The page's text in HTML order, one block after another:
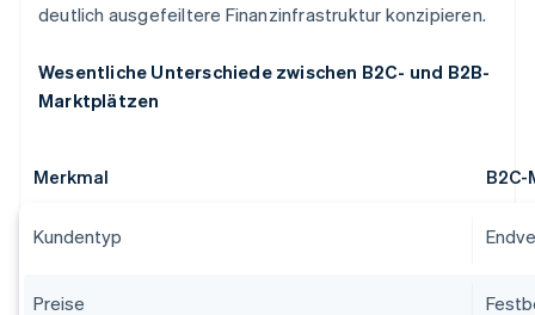
deutlich ausgefeiltere Finanzinfrastruktur konzipieren.
Wesentliche Unterschiede zwischen B2C- und B2B-
Marktplätzen
Merkmal
Kundentyp
Preise